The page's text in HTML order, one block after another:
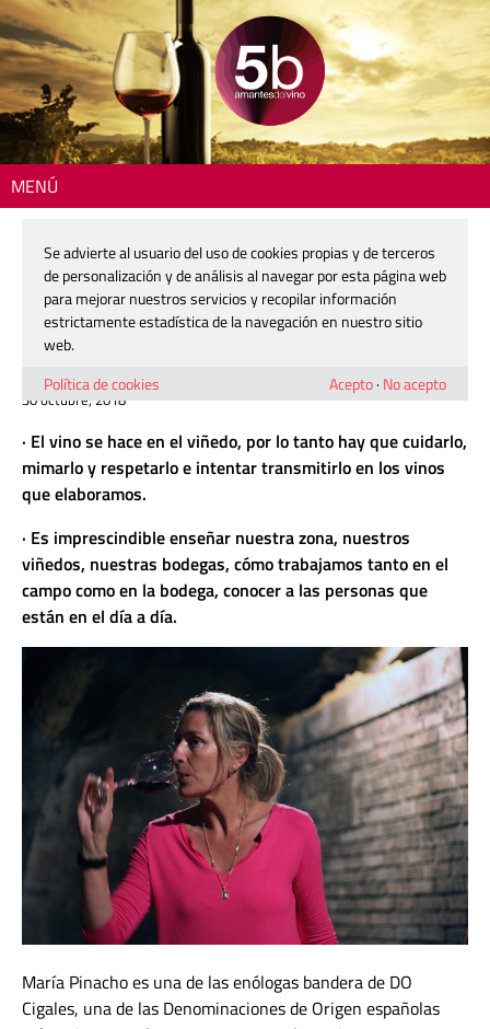
MENÚ
riquísimo en diversidad y calidad enológica»
María Pinacho, de Traslanzas:
«España es un país riquísimo en
diversidad y calidad enológica»
30 octubre, 2018
· El vino se hace en el viñedo, por lo tanto hay que cuidarlo,
mimarlo y respetarlo e intentar transmitirlo en los vinos
que elaboramos.
· Es imprescindible enseñar nuestra zona, nuestros
viñedos, nuestras bodegas, cómo trabajamos tanto en el
campo como en la bodega, conocer a las personas que
están en el día a día.
María Pinacho es una de las enólogas bandera de DO
Cigales, una de las Denominaciones de Origen españolas
Se advierte al usuario del uso de cookies propias y de terceros
de personalización y de análisis al navegar por esta página web
para mejorar nuestros servicios y recopilar información
estrictamente estadística de la navegación en nuestro sitio
web.
Política de cookies
Acepto· No acepto